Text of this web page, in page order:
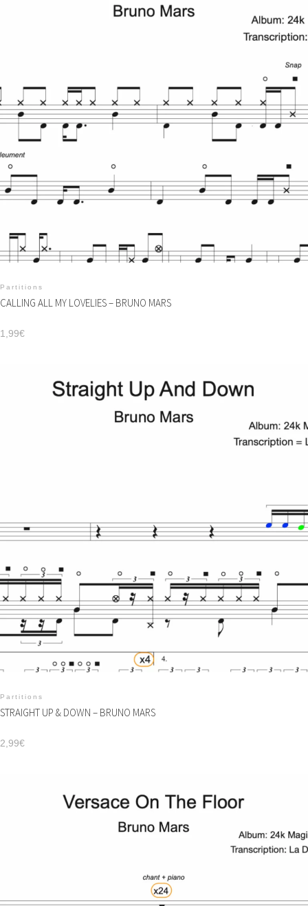
Partitions
CALLING ALL MY LOVELIES – BRUNO MARS
1,99€
Partitions
STRAIGHT UP & DOWN – BRUNO MARS
2,99€